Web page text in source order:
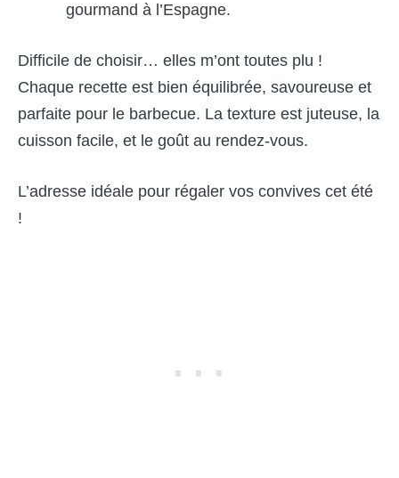
gourmand à l’Espagne.
Difficile de choisir… elles m’ont toutes plu !
Chaque recette est bien équilibrée, savoureuse et
parfaite pour le barbecue. La texture est juteuse, la
cuisson facile, et le goût au rendez-vous.
L’adresse idéale pour régaler vos convives cet été
!